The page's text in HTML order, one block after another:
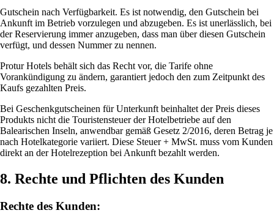
Gutschein nach Verfügbarkeit. Es ist notwendig, den Gutschein bei
Ankunft im Betrieb vorzulegen und abzugeben. Es ist unerlässlich, bei
der Reservierung immer anzugeben, dass man über diesen Gutschein
verfügt, und dessen Nummer zu nennen.
Protur Hotels behält sich das Recht vor, die Tarife ohne
Vorankündigung zu ändern, garantiert jedoch den zum Zeitpunkt des
Kaufs gezahlten Preis.
Bei Geschenkgutscheinen für Unterkunft beinhaltet der Preis dieses
Produkts nicht die Touristensteuer der Hotelbetriebe auf den
Balearischen Inseln, anwendbar gemäß Gesetz 2/2016, deren Betrag je
nach Hotelkategorie variiert. Diese Steuer + MwSt. muss vom Kunden
direkt an der Hotelrezeption bei Ankunft bezahlt werden.
8. Rechte und Pflichten des Kunden
Rechte des Kunden: